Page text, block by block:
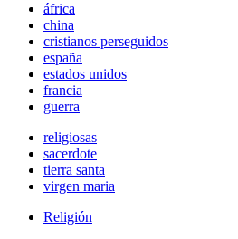
áfrica
china
cristianos perseguidos
españa
estados unidos
francia
guerra
religiosas
sacerdote
tierra santa
virgen maria
Religión